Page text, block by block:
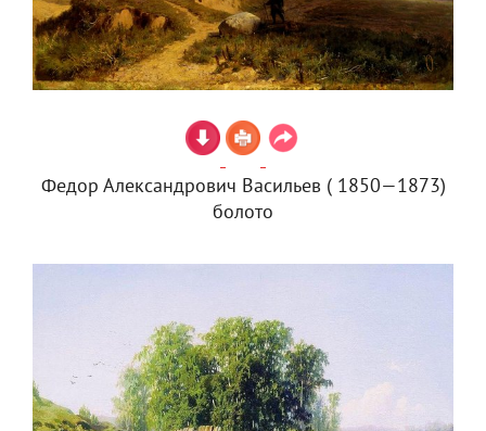
Федор Александрович Васильев ( 1850—1873)
болото